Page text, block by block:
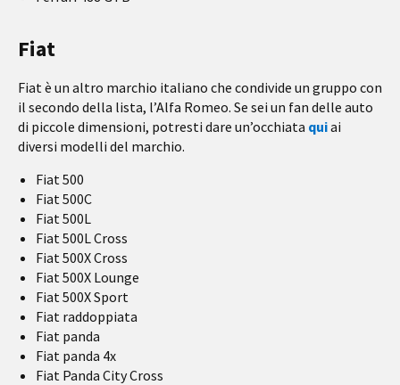
Fiat
Fiat è un altro marchio italiano che condivide un gruppo con
il secondo della lista, l’Alfa Romeo. Se sei un fan delle auto
di piccole dimensioni, potresti dare un’occhiata quiai
diversi modelli del marchio.
Fiat 500
Fiat 500C
Fiat 500L
Fiat 500L Cross
Fiat 500X Cross
Fiat 500X Lounge
Fiat 500X Sport
Fiat raddoppiata
Fiat panda
Fiat panda 4x
Fiat Panda City Cross